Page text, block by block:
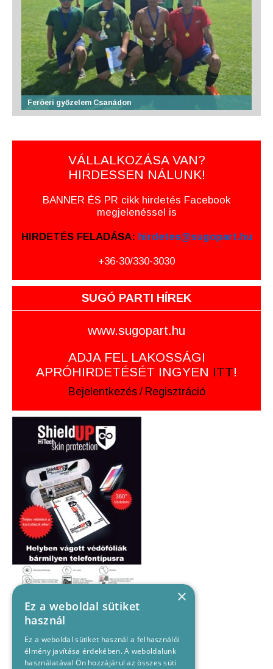
Feröeri győzelem Csanádon
VÁLLALKOZÁSA VAN?
HIRDESSEN NÁLUNK!
BANNER ÉS PR cikk hirdetés Facebook
megjelenéssel is
HIRDETÉS FELADÁSA: hirdetes@sugopart.hu
+36-30/330-3030
SUGÓ PARTI HÍREK
www.sugopart.hu
ADJA FEL LAKOSSÁGI
APRÓHIRDETÉSÉT INGYEN ITT!
Bejelentkezés / Regisztráció
×
Ez a weboldal sütiket
használ
Ez a weboldal sütiket használ a felhasználói
élmény javítása érdekében. A weboldalunk
használatával Ön hozzájárul az összes süti